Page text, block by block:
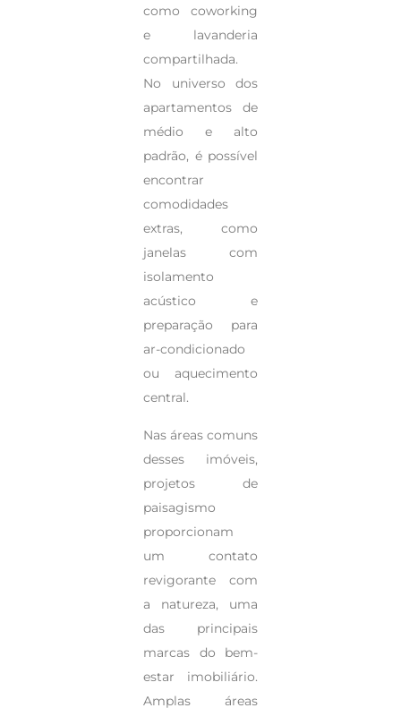
como coworking
e lavanderia
compartilhada.
No universo dos
apartamentos de
médio e alto
padrão, é possível
encontrar
comodidades
extras, como
janelas com
isolamento
acústico e
preparação para
ar-condicionado
ou aquecimento
central.
Nas áreas comuns
desses imóveis,
projetos de
paisagismo
proporcionam
um contato
revigorante com
a natureza, uma
das principais
marcas do bem-
estar imobiliário.
Amplas áreas